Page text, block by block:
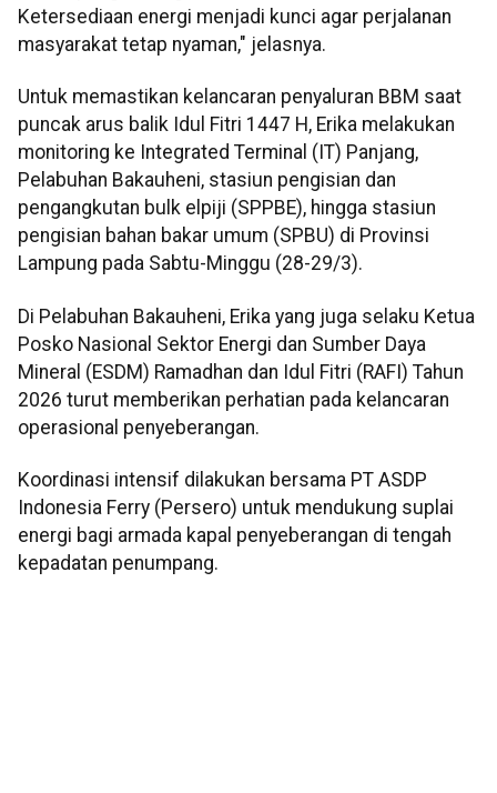
Ketersediaan energi menjadi kunci agar perjalanan
masyarakat tetap nyaman," jelasnya.
Untuk memastikan kelancaran penyaluran BBM saat
puncak arus balik Idul Fitri 1447 H, Erika melakukan
monitoring ke Integrated Terminal (IT) Panjang,
Pelabuhan Bakauheni, stasiun pengisian dan
pengangkutan bulk elpiji (SPPBE), hingga stasiun
pengisian bahan bakar umum (SPBU) di Provinsi
Lampung pada Sabtu-Minggu (28-29/3).
Di Pelabuhan Bakauheni, Erika yang juga selaku Ketua
Posko Nasional Sektor Energi dan Sumber Daya
Mineral (ESDM) Ramadhan dan Idul Fitri (RAFI) Tahun
2026 turut memberikan perhatian pada kelancaran
operasional penyeberangan.
Koordinasi intensif dilakukan bersama PT ASDP
Indonesia Ferry (Persero) untuk mendukung suplai
energi bagi armada kapal penyeberangan di tengah
kepadatan penumpang.